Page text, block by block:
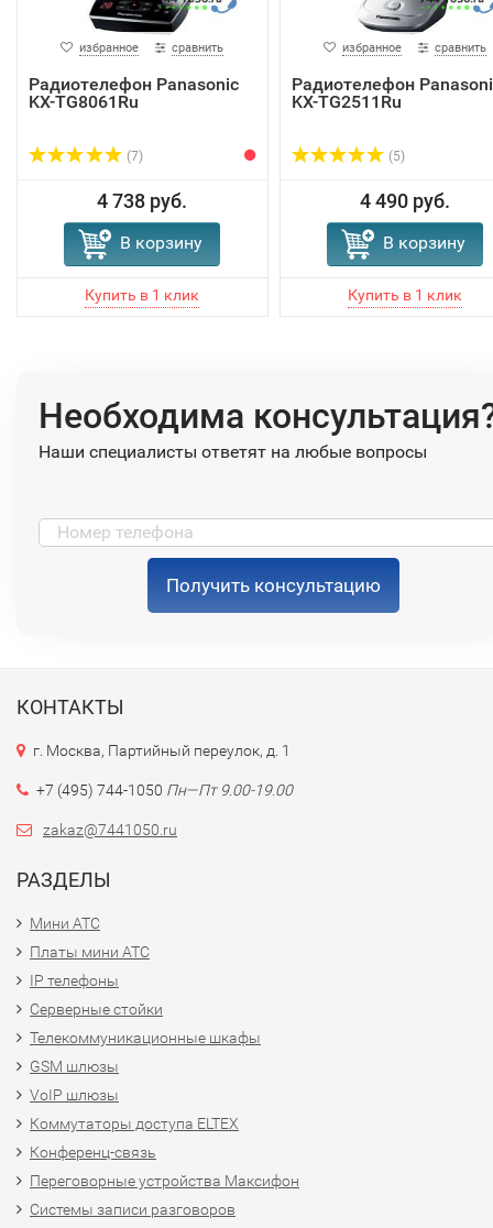
избранное сравнить
Радиотелефон Panasonic
KX-TG8061Ru
(7)
4 738 руб.
В корзину
избранное сравнить
Радиотелефон
KX-TG2511Ru
(5)
4 490 руб.
В корзину
Необходима
Наши специалисты ответят на любые вопросы
Получить консультацию
КОНТАКТЫ
г. Москва, Партийный переулок, д. 1
+7 (495) 744-1050 Пн—Пт 9.00-19.00
zakaz@7441050.ru
РАЗДЕЛЫ
Мини АТС
Платы мини АТС
IP телефоны
Серверные стойки
Телекоммуникационные шкафы
GSM шлюзы
VoIP шлюзы
Коммутаторы доступа ELTEX
Конференц-связь
Переговорные устройства Максифон
Системы записи разговоров